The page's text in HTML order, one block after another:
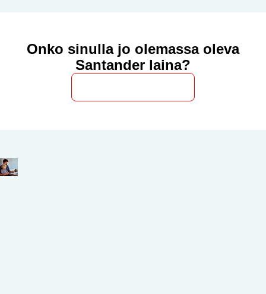
Onko sinulla jo olemassa oleva
Santander laina?